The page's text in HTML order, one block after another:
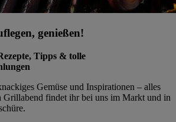
genießen!
Tipps & tolle
Gemüse und Inspirationen – alles
Grillabend findet ihr bei uns im Markt und in